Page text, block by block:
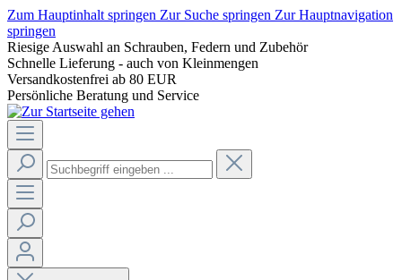
Zum Hauptinhalt springen Zur Suche springen Zur Hauptnavigation
springen
Riesige Auswahl an Schrauben, Federn und Zubehör
Schnelle Lieferung - auch von Kleinmengen
Versandkostenfrei ab 80 EUR
Persönliche Beratung und Service